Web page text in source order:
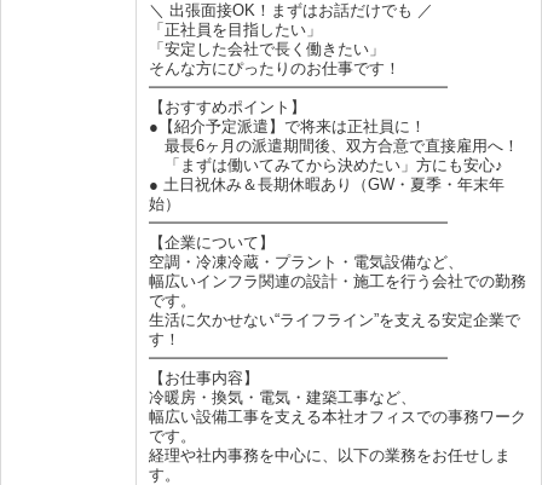
＼ 出張面接OK！まずはお話だけでも ／
「正社員を目指したい」
「安定した会社で長く働きたい」
そんな方にぴったりのお仕事です！
━━━━━━━━━━━━━━━━━━━
【おすすめポイント】
●【紹介予定派遣】で将来は正社員に！
最長6ヶ月の派遣期間後、双方合意で直接雇用へ！
「まずは働いてみてから決めたい」方にも安心♪
● 土日祝休み＆長期休暇あり（GW・夏季・年末年
始）
━━━━━━━━━━━━━━━━━━━
【企業について】
空調・冷凍冷蔵・プラント・電気設備など、
幅広いインフラ関連の設計・施工を行う会社での勤務
です。
生活に欠かせない“ライフライン”を支える安定企業で
す！
━━━━━━━━━━━━━━━━━━━
【お仕事内容】
冷暖房・換気・電気・建築工事など、
幅広い設備工事を支える本社オフィスでの事務ワーク
です。
経理や社内事務を中心に、以下の業務をお任せしま
す。